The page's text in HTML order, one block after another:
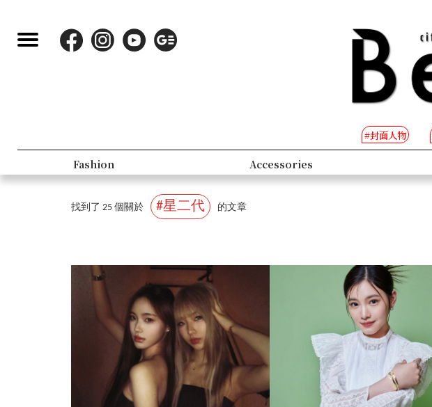
#封面人物
Fashion Accessories
找到了 25 個關於 #星二代 的文章